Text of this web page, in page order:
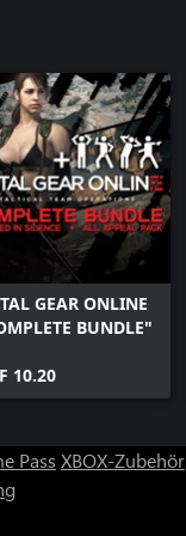
GEAR ONLINE
BUNDLE"
10.20
Pass XBOX-Zubehör